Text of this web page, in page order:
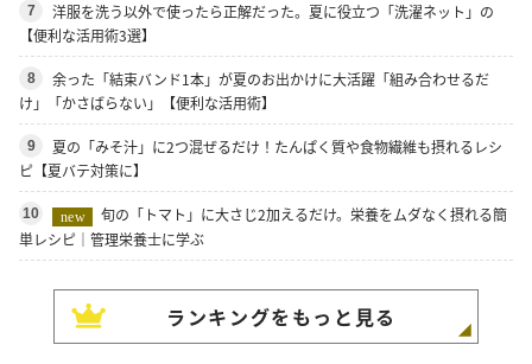
7
洋服を洗う以外で使ったら正解だった。夏に役立つ「洗濯ネット」の
【便利な活用術3選】
8
余った「結束バンド1本」が夏のお出かけに大活躍「組み合わせるだ
け」「かさばらない」【便利な活用術】
9
夏の「みそ汁」に2つ混ぜるだけ！たんぱく質や食物繊維も摂れるレシ
ピ【夏バテ対策に】
10 new
旬の「トマト」に大さじ2加えるだけ。栄養をムダなく摂れる簡
単レシピ｜管理栄養士に学ぶ
ランキングをもっと見る